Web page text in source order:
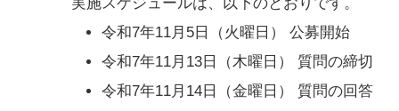
令和7年11月5日（火曜日） 公募開始
令和7年11月13日（木曜日） 質問の締切
令和7年11月14日（金曜日） 質問の回答